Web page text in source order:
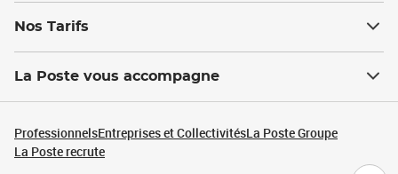
Nos Tarifs
La Poste vous accompagne
ProfessionnelsEntreprises et CollectivitésLa Poste Groupe
La Poste recrute